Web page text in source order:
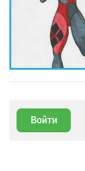
Войти